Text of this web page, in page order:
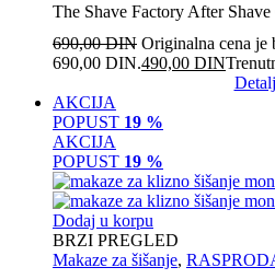
The Shave Factory After
690,00DIN Originalna cena je
690,00 DIN.490,00 DIN
AKCIJA
POPUST 19 %
AKCIJA
POPUST 19 %
Dodaj u korpu
BRZI PREGLED
Makaze za šišanje,